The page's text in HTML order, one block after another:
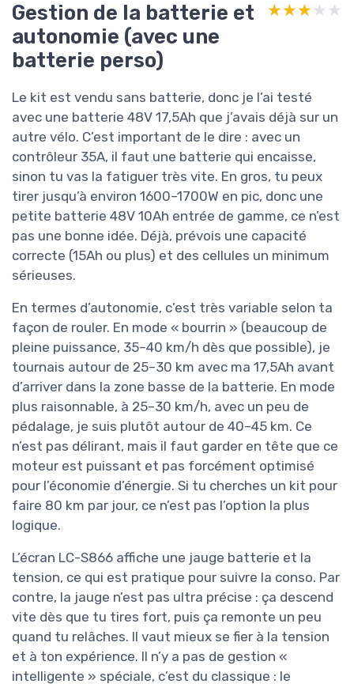
Gestion de la batterie et
autonomie (avec une
batterie perso)
★★★★★
★★★★★
Le kit est vendu sans batterie, donc je l’ai testé
avec une batterie 48V 17,5Ah que j’avais déjà sur un
autre vélo. C’est important de le dire : avec un
contrôleur 35A, il faut une batterie qui encaisse,
sinon tu vas la fatiguer très vite. En gros, tu peux
tirer jusqu’à environ 1600–1700W en pic, donc une
petite batterie 48V 10Ah entrée de gamme, ce n’est
pas une bonne idée. Déjà, prévois une capacité
correcte (15Ah ou plus) et des cellules un minimum
sérieuses.
En termes d’autonomie, c’est très variable selon ta
façon de rouler. En mode « bourrin » (beaucoup de
pleine puissance, 35–40 km/h dès que possible), je
tournais autour de 25–30 km avec ma 17,5Ah avant
d’arriver dans la zone basse de la batterie. En mode
plus raisonnable, à 25–30 km/h, avec un peu de
pédalage, je suis plutôt autour de 40–45 km. Ce
n’est pas délirant, mais il faut garder en tête que ce
moteur est puissant et pas forcément optimisé
pour l’économie d’énergie. Si tu cherches un kit pour
faire 80 km par jour, ce n’est pas l’option la plus
logique.
L’écran LC-S866 affiche une jauge batterie et la
tension, ce qui est pratique pour suivre la conso. Par
contre, la jauge n’est pas ultra précise : ça descend
vite dès que tu tires fort, puis ça remonte un peu
quand tu relâches. Il vaut mieux se fier à la tension
et à ton expérience. Il n’y a pas de gestion «
intelligente » spéciale, c’est du classique : le